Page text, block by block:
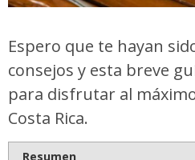
Espero que te hayan
consejos y esta breve
para disfrutar al
Costa Rica.
Resumen